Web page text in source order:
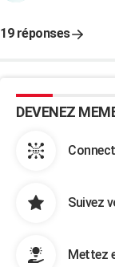
19 réponses
DEVENEZ
Suivez
Mettez